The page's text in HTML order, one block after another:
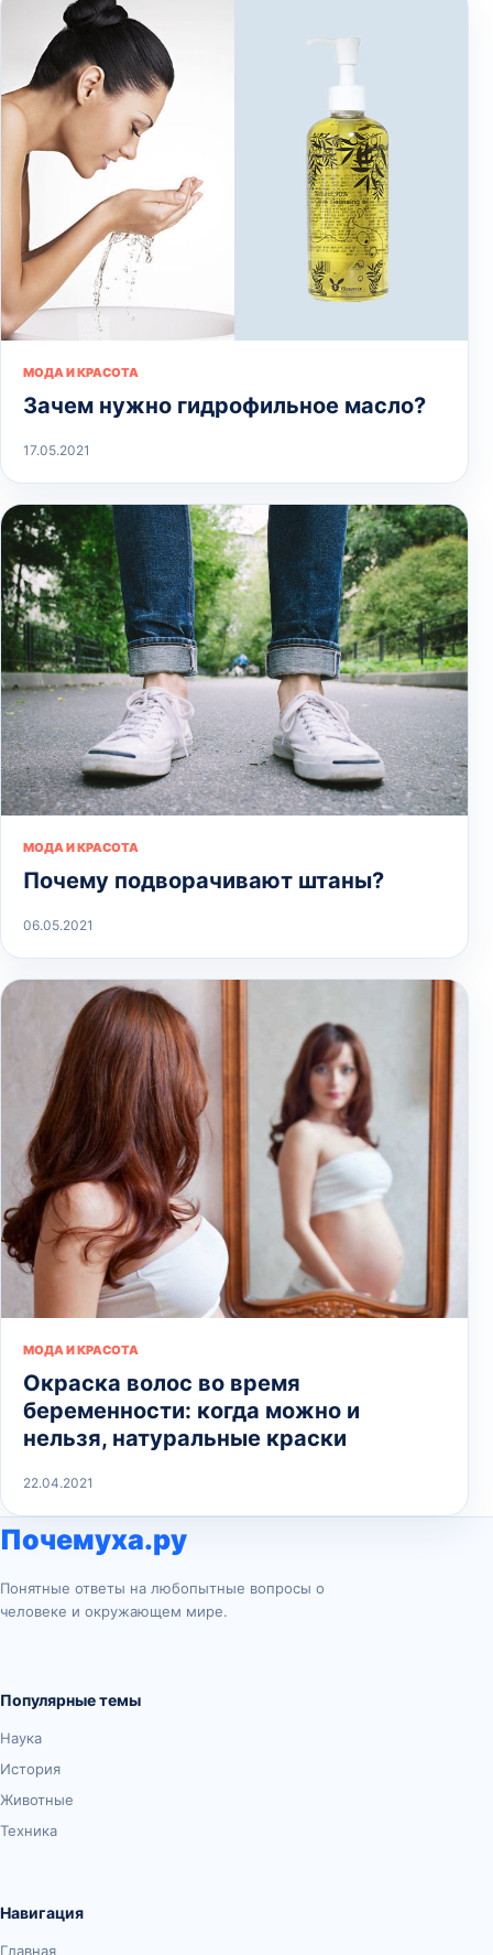
МОДА И КРАСОТА
Зачем нужно гидрофильное масло?
17.05.2021
МОДА И КРАСОТА
Почему подворачивают штаны?
06.05.2021
МОДА И КРАСОТА
Окраска волос во время
беременности: когда можно и
нельзя, натуральные краски
22.04.2021
Почемуха.ру
Понятные ответы на любопытные вопросы о
человеке и окружающем мире.
Популярные темы
Наука
История
Животные
Техника
Навигация
Главная